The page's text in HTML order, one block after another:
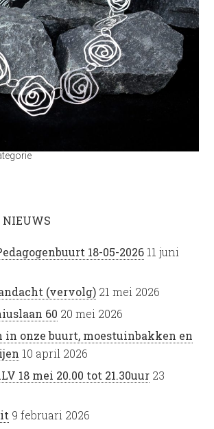
NIEUWS
18-05-2026 11 juni
(vervolg) 21 mei 2026
60 20 mei 2026
onze buurt, moestuinbakken en
10 april 2026
18 mei 20.00 tot 21.30uur 23
9 februari 2026